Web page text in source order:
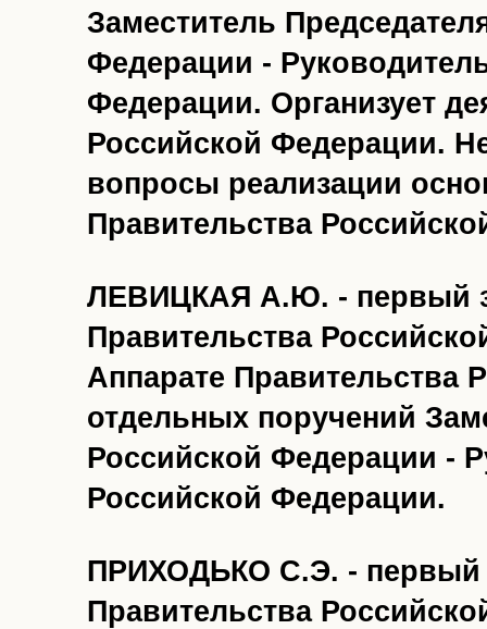
Заместитель
Федерации -
Федерации. Организует
Российской Федерации.
вопросы реализации
Правительства
ЛЕВИЦКАЯ А.Ю. - первый
Правительства
Аппарате Правительства
отдельных поручений
Российской Федерации -
Российской Федерации.
ПРИХОДЬКО С.Э. - первый
Правительства